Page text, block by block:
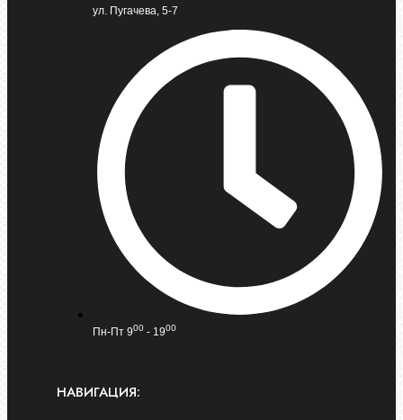
ул. Пугачева, 5-7
Пн-Пт 900 - 1900
НАВИГАЦИЯ: